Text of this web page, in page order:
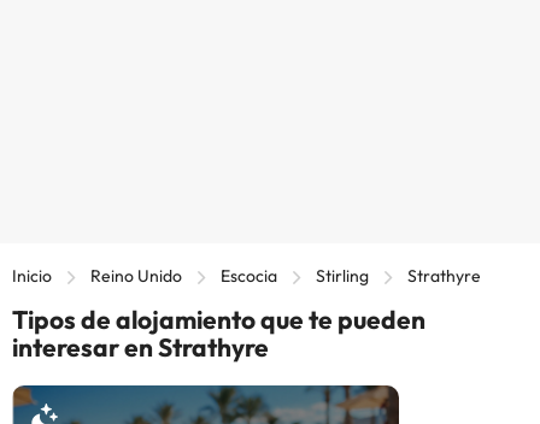
Inicio Reino Unido Escocia Stirling Strathyre
Tipos de alojamiento que te pueden
interesar en Strathyre